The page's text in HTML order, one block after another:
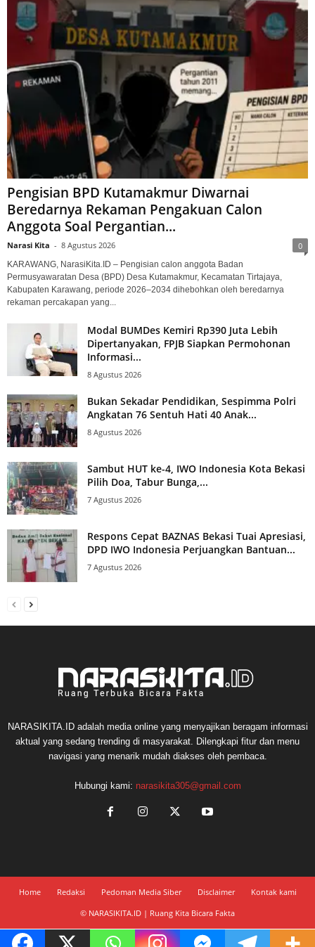
Pengisian BPD Kutamakmur Diwarnai
Beredarnya Rekaman Pengakuan Calon
Anggota Soal Pergantian...
Narasi Kita - 8 Agustus 2026 0
KARAWANG, NarasiKita.ID – Pengisian calon anggota Badan
Permusyawaratan Desa (BPD) Desa Kutamakmur, Kecamatan Tirtajaya,
Kabupaten Karawang, periode 2026–2034 dihebohkan oleh beredarnya
rekaman percakapan yang...
Modal BUMDes Kemiri Rp390 Juta Lebih
Dipertanyakan, FPJB Siapkan Permohonan
Informasi...
8 Agustus 2026
Bukan Sekadar Pendidikan, Sespimma Polri
Angkatan 76 Sentuh Hati 40 Anak...
8 Agustus 2026
Sambut HUT ke-4, IWO Indonesia Kota Bekasi
Pilih Doa, Tabur Bunga,...
7 Agustus 2026
Respons Cepat BAZNAS Bekasi Tuai Apresiasi,
DPD IWO Indonesia Perjuangkan Bantuan...
7 Agustus 2026
NARASIKITA.ID adalah media online yang menyajikan beragam informasi
aktual yang sedang trending di masyarakat. Dilengkapi fitur dan menu
navigasi yang menarik mudah diakses oleh pembaca.
Hubungi kami: narasikita305@gmail.com
Home Redaksi Pedoman Media Siber Disclaimer
Kontak kami
© NARASIKITA.ID | Ruang Kita Bicara Fakta